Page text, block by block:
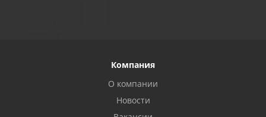
Компания
О компании
Новости